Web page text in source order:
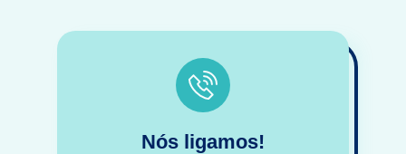
Nós ligamos!